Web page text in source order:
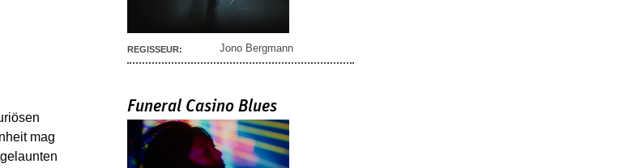
mag
REGISSEUR: Jono Bergmann
Funeral Casino Blues